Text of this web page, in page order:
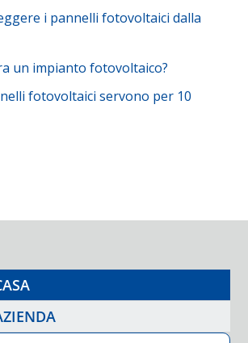
i pannelli fotovoltaici dalla
un impianto fotovoltaico?
fotovoltaici servono per 10